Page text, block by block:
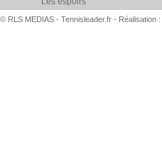
© RLS MEDIAS - Tennisleader.fr - Réalisation :